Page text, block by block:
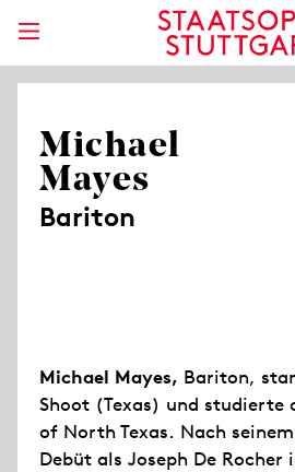
Michael
Mayes
Bariton
Michael Mayes, Bariton,
Shoot (Texas) und studierte
of North Texas. Nach
Debüt als Joseph De Rocher